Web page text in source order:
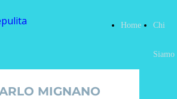
Home Chi
Siamo
MIGNANO